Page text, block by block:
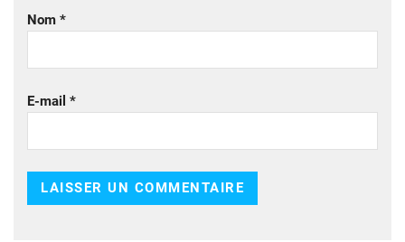
Nom *
E-mail *